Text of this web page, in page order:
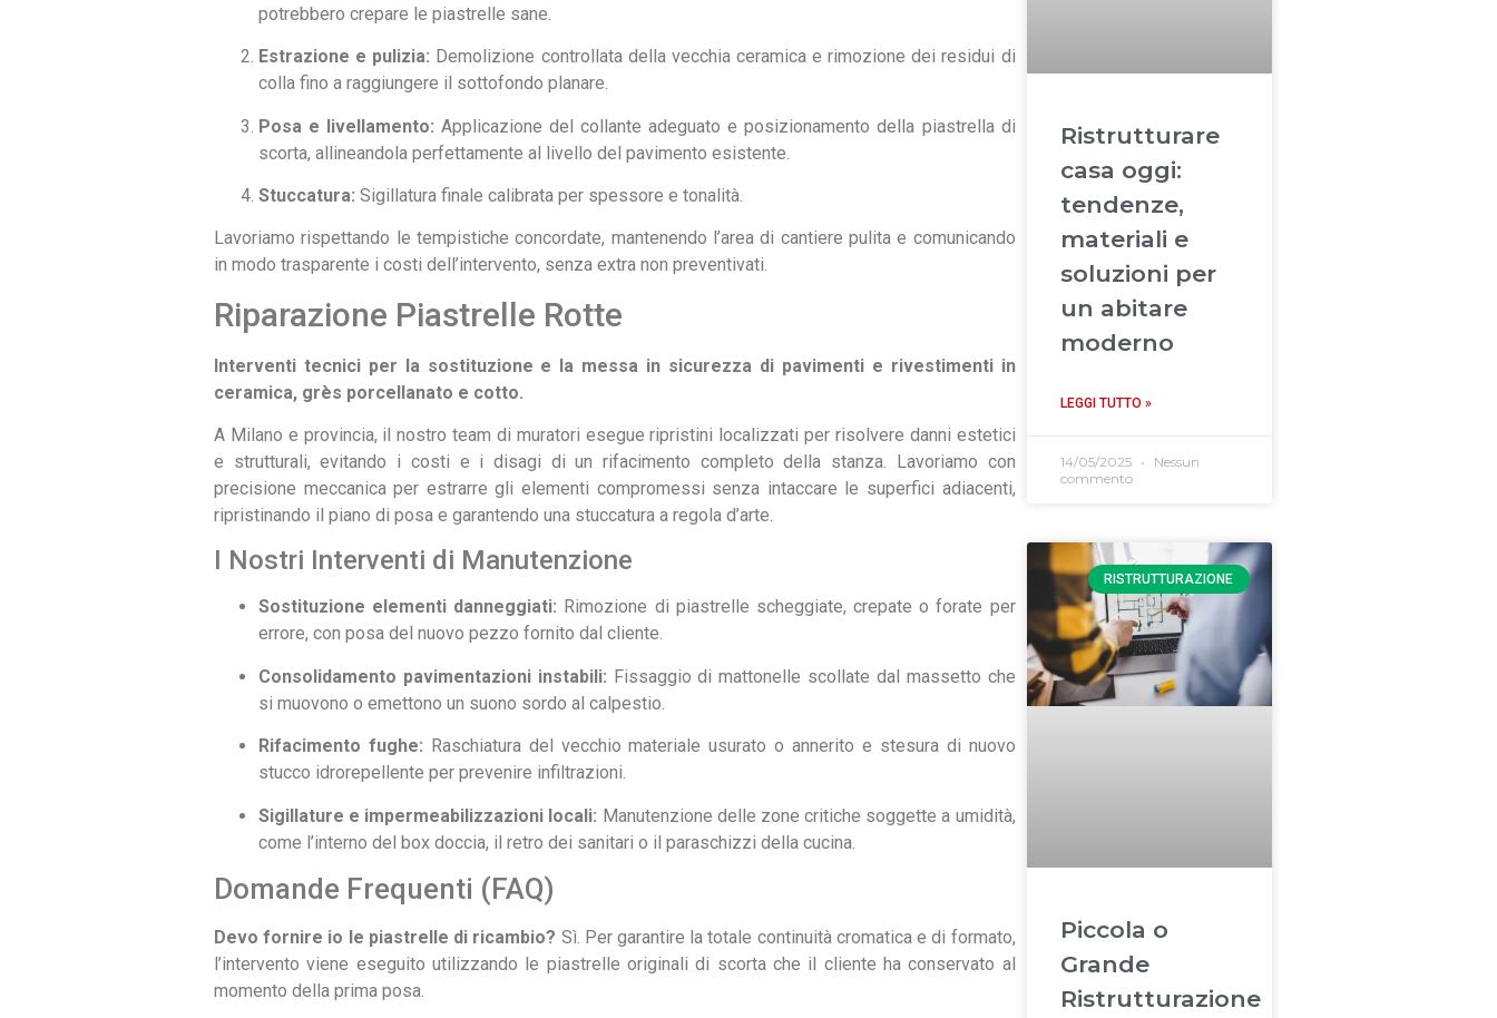
potrebbero crepare le piastrelle sane.
Estrazione e pulizia: Demolizione controllata della vecchia ceramica e rimozione dei residui di
colla fino a raggiungere il sottofondo planare.
Posa e livellamento: Applicazione del collante adeguato e posizionamento della piastrella di
scorta, allineandola perfettamente al livello del pavimento esistente.
Stuccatura: Sigillatura finale calibrata per spessore e tonalità.
Lavoriamo rispettando le tempistiche concordate, mantenendo l’area di cantiere pulita e comunicando
in modo trasparente i costi dell’intervento, senza extra non preventivati.
Riparazione Piastrelle Rotte
Interventi tecnici per la sostituzione e la messa in sicurezza di pavimenti e rivestimenti in
ceramica, grès porcellanato e cotto.
A Milano e provincia, il nostro team di muratori esegue ripristini localizzati per risolvere danni estetici
e strutturali, evitando i costi e i disagi di un rifacimento completo della stanza. Lavoriamo con
precisione meccanica per estrarre gli elementi compromessi senza intaccare le superfici adiacenti,
ripristinando il piano di posa e garantendo una stuccatura a regola d’arte.
I Nostri Interventi di Manutenzione
Sostituzione elementi danneggiati: Rimozione di piastrelle scheggiate, crepate o forate per
errore, con posa del nuovo pezzo fornito dal cliente.
Consolidamento pavimentazioni instabili: Fissaggio di mattonelle scollate dal massetto che
si muovono o emettono un suono sordo al calpestio.
Rifacimento fughe: Raschiatura del vecchio materiale usurato o annerito e stesura di nuovo
stucco idrorepellente per prevenire infiltrazioni.
Sigillature e impermeabilizzazioni locali: Manutenzione delle zone critiche soggette a umidità,
come l’interno del box doccia, il retro dei sanitari o il paraschizzi della cucina.
Domande Frequenti (FAQ)
Devo fornire io le piastrelle di ricambio? Sì. Per garantire la totale continuità cromatica e di formato,
l’intervento viene eseguito utilizzando le piastrelle originali di scorta che il cliente ha conservato al
momento della prima posa.
Ristrutturare
casa oggi:
tendenze,
materiali e
soluzioni per
un abitare
moderno
LEGGI TUTTO »
14/05/2025
Nessun
commento
RISTRUTTURAZIONE
Piccola o
Grande
Ristrutturazione